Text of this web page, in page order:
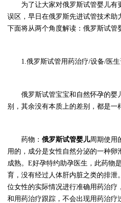
为了让大家对俄罗斯试管婴儿有
误区，早日在俄罗斯先进试管技术助
下面将从两个角度解读：俄罗斯试管
1.俄罗斯试管用药治疗/设备/医生
俄罗斯试管宝宝和自然怀孕的婴
别，其余没有本质上的差别，都是一
药物： 俄罗斯试管婴儿周期使用
用的，成分是女性自然分泌的一种卵
成熟。E好孕特约助孕医生，此药物
育，没有经过人体肝内脏之类的排泄
位女性的实际情况进行准确用药治疗
和用药治疗跟踪，不会出现用药治疗